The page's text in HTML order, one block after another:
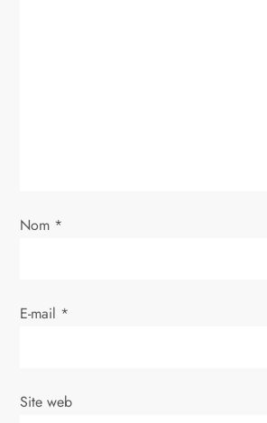
’
r
i
Nom *
E-mail *
Site web